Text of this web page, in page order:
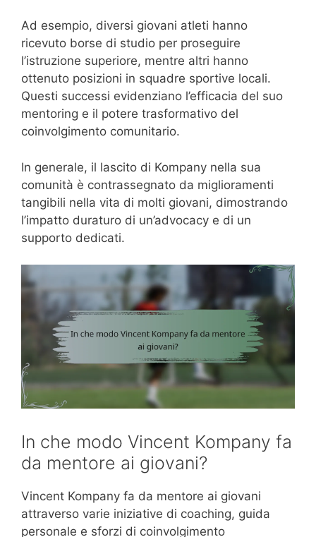
Ad esempio, diversi giovani atleti hanno
ricevuto borse di studio per proseguire
l’istruzione superiore, mentre altri hanno
ottenuto posizioni in squadre sportive locali.
Questi successi evidenziano l’efficacia del suo
mentoring e il potere trasformativo del
coinvolgimento comunitario.
In generale, il lascito di Kompany nella sua
comunità è contrassegnato da miglioramenti
tangibili nella vita di molti giovani, dimostrando
l’impatto duraturo di un’advocacy e di un
supporto dedicati.
In che modo Vincent Kompany fa
da mentore ai giovani?
Vincent Kompany fa da mentore ai giovani
attraverso varie iniziative di coaching, guida
personale e sforzi di coinvolgimento